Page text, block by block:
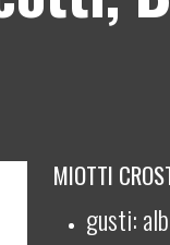
MIOTTI
gusti: